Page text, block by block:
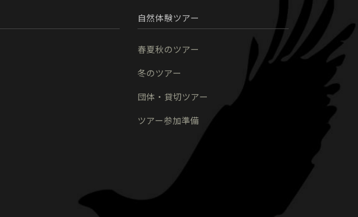
自然体験ツアー
春夏秋のツアー
冬のツアー
団体・貸切ツアー
ツアー参加準備